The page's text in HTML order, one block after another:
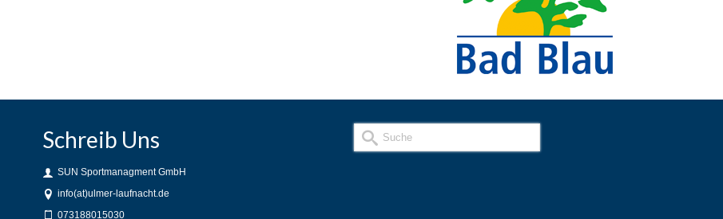
Schreib Uns
SUN Sportmanagment GmbH
info(at)ulmer-laufnacht.de
073188015030